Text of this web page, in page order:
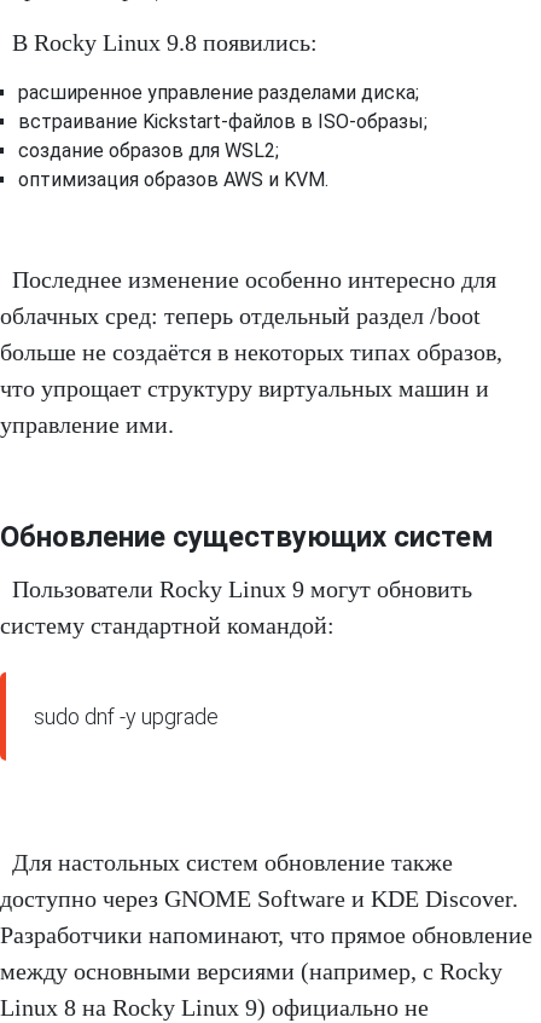
В Rocky Linux 9.8 появились:
расширенное управление разделами диска;
встраивание Kickstart-файлов в ISO-образы;
создание образов для WSL2;
оптимизация образов AWS и KVM.
Последнее изменение особенно интересно для
облачных сред: теперь отдельный раздел /boot
больше не создаётся в некоторых типах образов,
что упрощает структуру виртуальных машин и
управление ими.
Обновление существующих систем
Пользователи Rocky Linux 9 могут обновить
систему стандартной командой:
sudo dnf -y upgrade
Для настольных систем обновление также
доступно через GNOME Software и KDE Discover.
Разработчики напоминают, что прямое обновление
между основными версиями (например, с Rocky
Linux 8 на Rocky Linux 9) официально не